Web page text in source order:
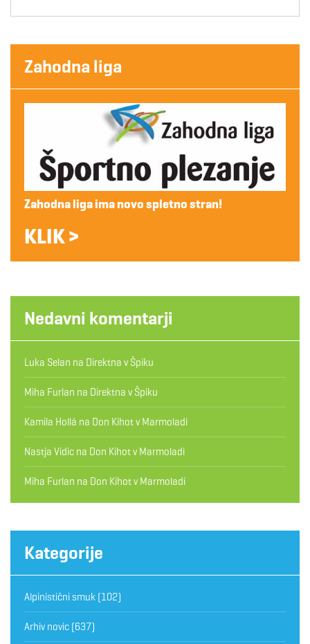
Zahodna liga
Zahodna liga ima novo spletno stran!
KLIK >
Nedavni komentarji
Luka Selan na Direktna v Špiku
Miha Furlan na Direktna v Špiku
Kamila Hollá na Don Kihot v Marmoladi
Nastja Vidic na Don Kihot v Marmoladi
Miha Furlan na Don Kihot v Marmoladi
Kategorije
Alpinistični smuk (102)
Arhiv novic (637)